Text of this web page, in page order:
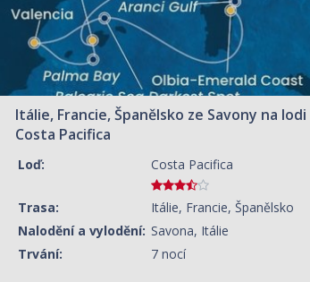
Itálie, Francie, Španělsko ze Savony na lodi
Costa Pacifica
Loď: Costa Pacifica
Trasa:
Itálie, Francie, Španělsko
Nalodění a vylodění: Savona, Itálie
Trvání:
7 nocí
26 840 KČ/OS.
(1 109 €)
ZOBRAZIT DETAIL
30.08.2026 – 06.09.2026
23 930 KČ/OS.
(989 €)
ZOBRAZIT DETAIL